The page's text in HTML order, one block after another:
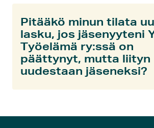
Pitääkö minun tilata
lasku, jos jäsenyyteni
Työelämä ry:ssä on
päättynyt, mutta liityn
uudestaan jäseneksi?